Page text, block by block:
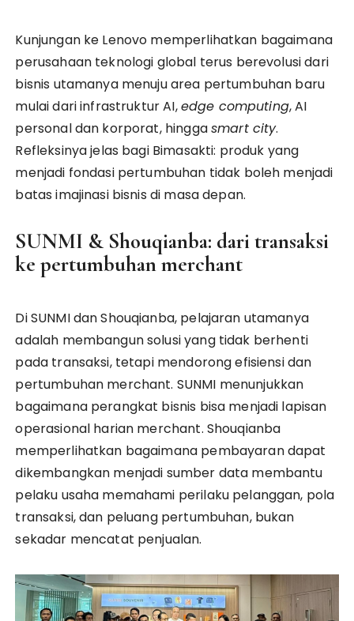
Kunjungan ke Lenovo memperlihatkan bagaimana
perusahaan teknologi global terus berevolusi dari
bisnis utamanya menuju area pertumbuhan baru
mulai dari infrastruktur AI,edge computing, AI
personal dan korporat, hinggasmart city.
Refleksinya jelas bagi Bimasakti: produk yang
menjadi fondasi pertumbuhan tidak boleh menjadi
batas imajinasi bisnis di masa depan.
SUNMI & Shouqianba: dari transaksi
ke pertumbuhan merchant
Di SUNMI dan Shouqianba, pelajaran utamanya
adalah membangun solusi yang tidak berhenti
pada transaksi, tetapi mendorong efisiensi dan
pertumbuhan merchant. SUNMI menunjukkan
bagaimana perangkat bisnis bisa menjadi lapisan
operasional harian merchant. Shouqianba
memperlihatkan bagaimana pembayaran dapat
dikembangkan menjadi sumber data membantu
pelaku usaha memahami perilaku pelanggan, pola
transaksi, dan peluang pertumbuhan, bukan
sekadar mencatat penjualan.